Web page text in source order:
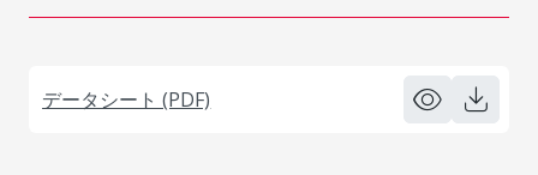
データシート (PDF)